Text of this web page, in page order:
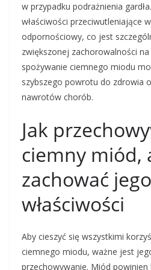
w przypadku podrażnienia
właściwości przeciwutleniające
odpornościowy, co jest
zwiększonej zachorowalności na
spożywanie ciemnego miodu
szybszego powrotu do zdrowia
nawrotów chorób.
Jak
ciemny miód,
zachować jego
właściwości
Aby cieszyć się wszystkimi
ciemnego miodu, ważne jest
przechowywanie. Miód